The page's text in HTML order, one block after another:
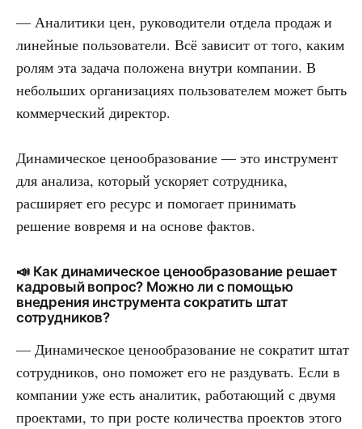
— Аналитики цен, руководители отдела продаж и
линейные пользователи. Всё зависит от того, каким
ролям эта задача положена внутри компании. В
небольших организациях пользователем может быть
коммерческий директор.
Динамическое ценообразование — это инструмент
для анализа, который ускоряет сотрудника,
расширяет его ресурс и помогает принимать
решение вовремя и на основе фактов.
📣 Как динамическое ценообразование решает
кадровый вопрос? Можно ли с помощью
внедрения инструмента сократить штат
сотрудников?
— Динамическое ценообразование не сократит штат
сотрудников, оно поможет его не раздувать. Если в
компании уже есть аналитик, работающий с двумя
проектами, то при росте количества проектов этого